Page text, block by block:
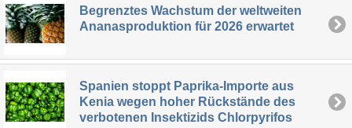
Begrenztes Wachstum der weltweiten
Ananasproduktion für 2026 erwartet
Spanien stoppt Paprika-Importe aus
Kenia wegen hoher Rückstände des
verbotenen Insektizids Chlorpyrifos